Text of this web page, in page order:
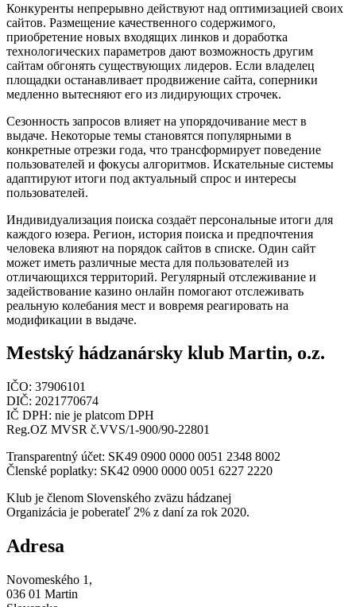
Конкуренты непрерывно действуют над оптимизацией своих
сайтов. Размещение качественного содержимого,
приобретение новых входящих линков и доработка
технологических параметров дают возможность другим
сайтам обгонять существующих лидеров. Если владелец
площадки останавливает продвижение сайта, соперники
медленно вытесняют его из лидирующих строчек.
Сезонность запросов влияет на упорядочивание мест в
выдаче. Некоторые темы становятся популярными в
конкретные отрезки года, что трансформирует поведение
пользователей и фокусы алгоритмов. Искательные системы
адаптируют итоги под актуальный спрос и интересы
пользователей.
Индивидуализация поиска создаёт персональные итоги для
каждого юзера. Регион, история поиска и предпочтения
человека влияют на порядок сайтов в списке. Один сайт
может иметь различные места для пользователей из
отличающихся территорий. Регулярный отслеживание и
задействование казино онлайн помогают отслеживать
реальную колебания мест и вовремя реагировать на
модификации в выдаче.
Mestský hádzanársky klub Martin, o.z.
IČO: 37906101
DIČ: 2021770674
IČ DPH: nie je platcom DPH
Reg.OZ MVSR č.VVS/1-900/90-22801
Transparentný účet: SK49 0900 0000 0051 2348 8002
Členské poplatky: SK42 0900 0000 0051 6227 2220
Klub je členom Slovenského zväzu hádzanej
Organizácia je poberateľ 2% z daní za rok 2020.
Adresa
Novomeského 1,
036 01 Martin